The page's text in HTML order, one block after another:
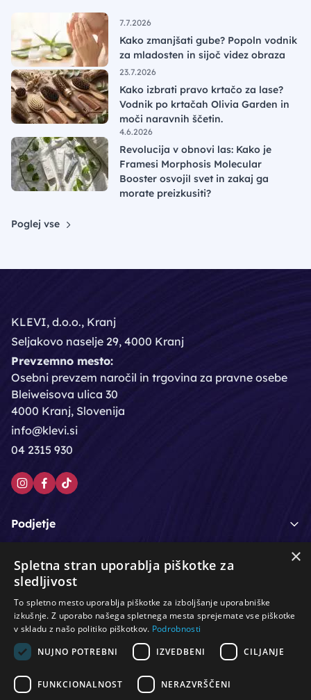
7.7.2026
Kako zmanjšati gube? Popoln vodnik
za mladosten in sijoč videz obraza
23.7.2026
Kako izbrati pravo krtačo za lase?
Vodnik po krtačah Olivia Garden in
moči naravnih ščetin.
4.6.2026
Revolucija v obnovi las: Kako je
Framesi Morphosis Molecular
Booster osvojil svet in zakaj ga
morate preizkusiti?
Poglej vse
KLEVI, d.o.o., Kranj
Seljakovo naselje 29, 4000 Kranj
Prevzemno mesto:
Osebni prevzem naročil in trgovina za pravne osebe
Bleiweisova ulica 30
4000 Kranj, Slovenija
info@klevi.si
04 2315 930
Podjetje
Moj račun
Podpora strankam
Lasje & nega las / Roke & nohti / Orodje - kozmetično /
Oprema za salone / Čistoča & zaščita / Ostalo
×
Spletna stran uporablja piškotke za
sledljivost
To spletno mesto uporablja piškotke za izboljšanje uporabniške
izkušnje. Z uporabo našega spletnega mesta sprejemate vse piškotke
v skladu z našo politiko piškotkov. Podrobnosti
NUJNO POTREBNI
IZVEDBENI CILJANJE
FUNKCIONALNOST NERAZVRŠČENI